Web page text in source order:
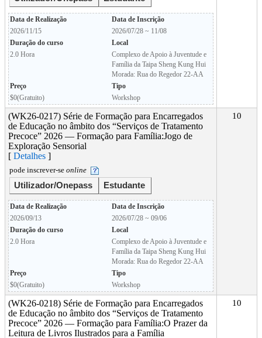
Data de Realização
Data de Inscrição
2026/11/15
2026/07/28 ~ 11/08
Duração do curso
Local
2.0 Hora
Complexo de Apoio à Juventude e
Família da Taipa Sheng Kung Hui
Morada: Rua do Regedor 22-AA
Preço
Tipo
$0(Gratuito)
Workshop
(WK26-0217) Série de Formação para Encarregados
de Educação no âmbito dos “Serviços de Tratamento
Precoce” 2026 — Formação para Família:Jogo de
Exploração Sensorial
[ Detalhes ]
pode inscrever-se online
Utilizador/Onepass Estudante
Data de Realização
Data de Inscrição
2026/09/13
2026/07/28 ~ 09/06
Duração do curso
Local
2.0 Hora
Complexo de Apoio à Juventude e
Família da Taipa Sheng Kung Hui
Morada: Rua do Regedor 22-AA
Preço
Tipo
$0(Gratuito)
Workshop
10
(WK26-0218) Série de Formação para Encarregados
de Educação no âmbito dos “Serviços de Tratamento
Precoce” 2026 — Formação para Família:O Prazer da
Leitura de Livros Ilustrados para a Família
10